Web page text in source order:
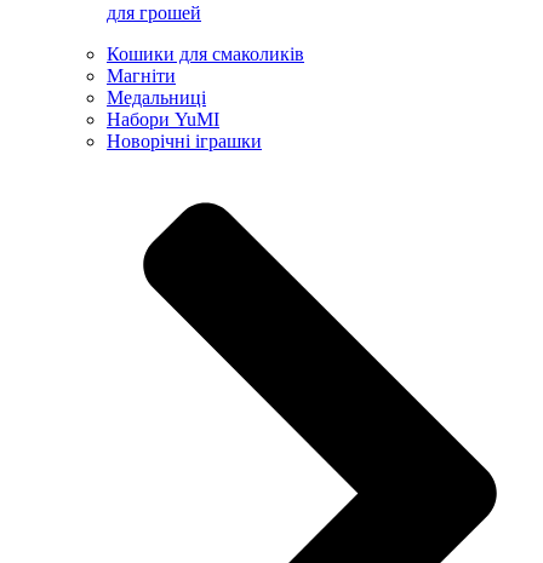
для грошей
Кошики для смаколиків
Магніти
Медальниці
Набори YuMI
Новорічні іграшки